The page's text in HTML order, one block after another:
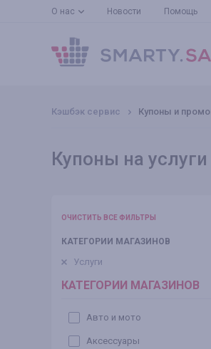
О нас Новости Помощь
Кэшбэк сервис Купоны и
Купоны на
ОЧИСТИТЬ ВСЕ ФИЛЬТРЫ
КАТЕГОРИИ МАГАЗИНОВ
Услуги
КАТЕГОРИИ МАГАЗИНОВ
Авто и мото
Аксессуары